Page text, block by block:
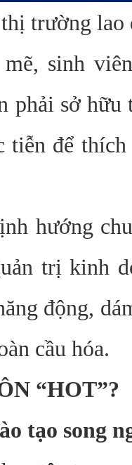
trường lao
sinh
phải sở
tiễn để
hướng
trị kinh
động,
cầu hóa.
“HOT”?
tạo song